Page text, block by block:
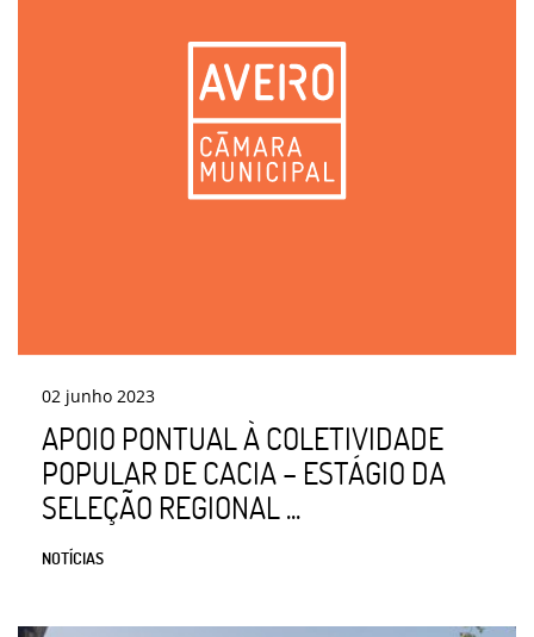
02 junho 2023
APOIO PONTUAL À COLETIVIDADE
POPULAR DE CACIA – ESTÁGIO DA
SELEÇÃO REGIONAL ...
NOTÍCIAS